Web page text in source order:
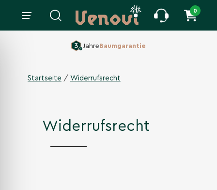
0
JahreBaumgarantie
Startseite / Widerrufsrecht
Widerrufsrecht